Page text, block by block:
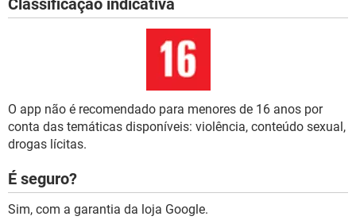
O app não é recomendado para menores de 16 anos por
conta das temáticas disponíveis: violência, conteúdo sexual,
drogas lícitas.
É seguro?
Sim, com a garantia da loja Google.